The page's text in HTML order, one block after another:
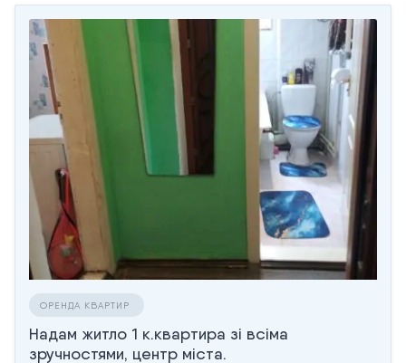
ОРЕНДА КВАРТИР
Надам житло 1 к.квартира зi всіма
зручностями, центр міста.